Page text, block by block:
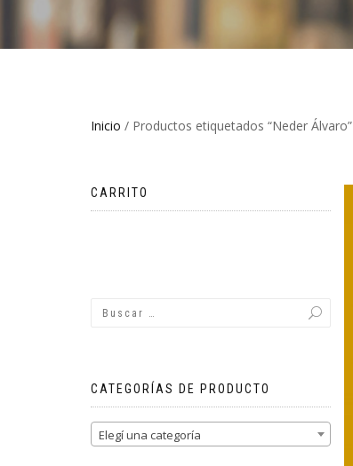
Inicio / Productos etiquetados “Neder Álvaro”
CARRITO
CATEGORÍAS DE PRODUCTO
Elegí una categoría